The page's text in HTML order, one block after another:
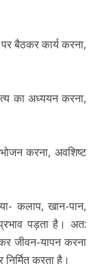
बैठकर कार्य करना,
का अध्ययन करना,
करना, अवशिष्ट
कलाप, खान-पान,
पड़ता है। अत:
जीवन-यापन करना
निर्मित करता है।